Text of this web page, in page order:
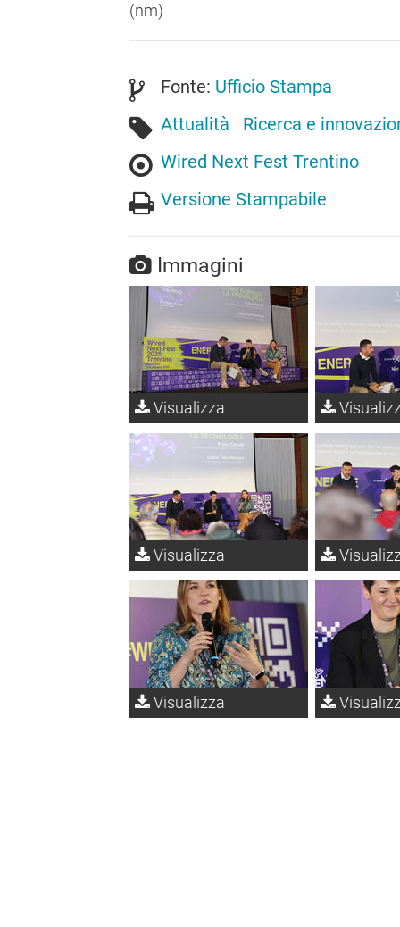
(nm)
Fonte: Ufficio Stampa
Attualità
Ricerca e
Wired Next Fest Trentino
Versione Stampabile
Immagini
Visualizza
Visualizza
Visualizza